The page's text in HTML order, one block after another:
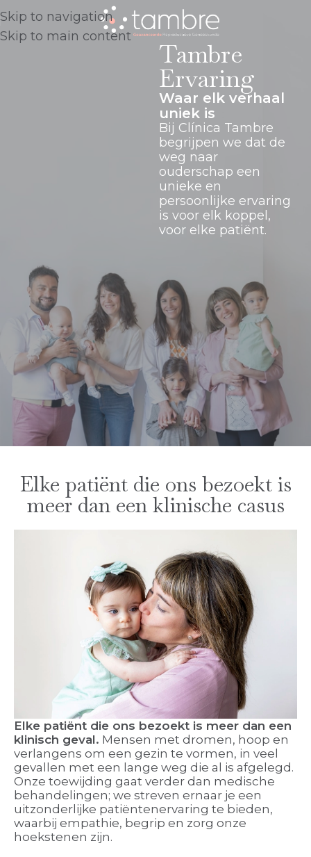
Skip to navigation
Skip to main content
Tambre
Ervaring
Waar elk verhaal
uniek is
Bij Clínica Tambre
begrijpen we dat de
weg naar
ouderschap een
unieke en
persoonlijke ervaring
is voor elk koppel,
voor elke patiënt.
Elke patiënt die ons bezoekt is
meer dan een klinische casus
Elke patiënt die ons bezoekt is meer dan een
klinisch geval. Mensen met dromen, hoop en
verlangens om een gezin te vormen, in veel
gevallen met een lange weg die al is afgelegd.
Onze toewijding gaat verder dan medische
behandelingen; we streven ernaar je een
uitzonderlijke patiëntenervaring te bieden,
waarbij empathie, begrip en zorg onze
hoekstenen zijn.